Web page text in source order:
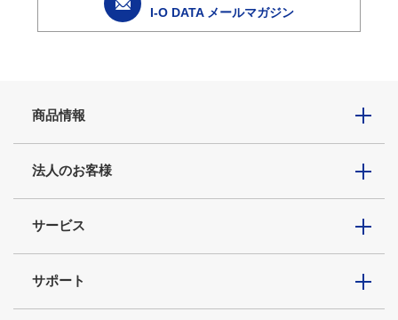
I-O DATA メールマガジン
商品情報
法人のお客様
サービス
サポート